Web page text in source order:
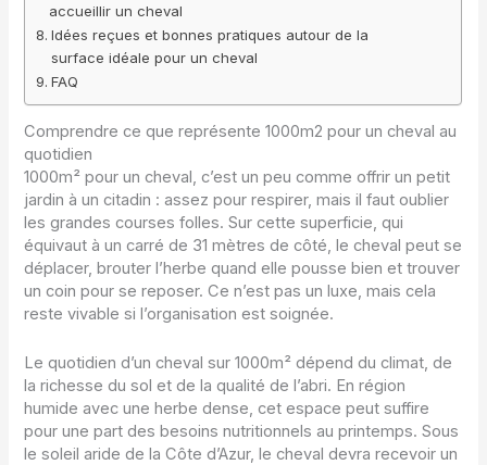
accueillir un cheval
Idées reçues et bonnes pratiques autour de la
surface idéale pour un cheval
FAQ
Comprendre ce que représente 1000m2 pour un cheval au
quotidien
1000m² pour un cheval, c’est un peu comme offrir un petit
jardin à un citadin : assez pour respirer, mais il faut oublier
les grandes courses folles. Sur cette superficie, qui
équivaut à un carré de 31 mètres de côté, le cheval peut se
déplacer, brouter l’herbe quand elle pousse bien et trouver
un coin pour se reposer. Ce n’est pas un luxe, mais cela
reste vivable si l’organisation est soignée.
Le quotidien d’un cheval sur 1000m² dépend du climat, de
la richesse du sol et de la qualité de l’abri. En région
humide avec une herbe dense, cet espace peut suffire
pour une part des besoins nutritionnels au printemps. Sous
le soleil aride de la Côte d’Azur, le cheval devra recevoir un